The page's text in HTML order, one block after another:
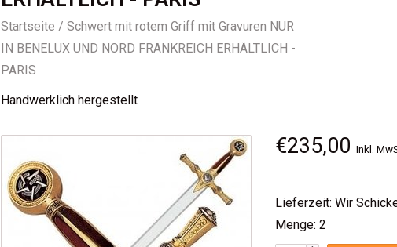
Startseite / Schwert mit rotem Griff mit Gravuren NUR
IN BENELUX UND NORD FRANKREICH ERHÄLTLICH -
PARIS
Handwerklich hergestellt
€235,00Inkl.
Lieferzeit: Wir
Menge: 2